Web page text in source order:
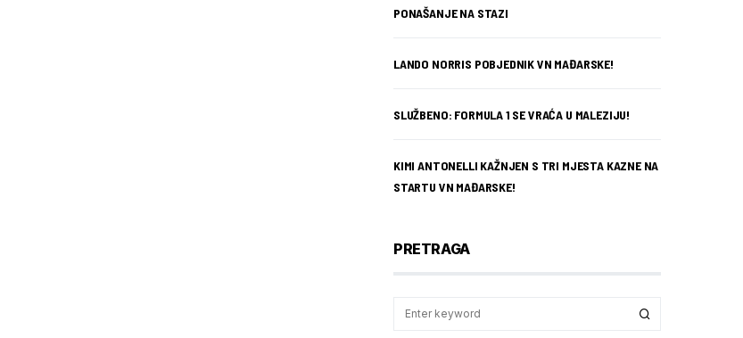
PONAŠANJE NA STAZI
LANDO NORRIS POBJEDNIK VN MAĐARSKE!
SLUŽBENO: FORMULA 1 SE VRAĆA U MALEZIJU!
KIMI ANTONELLI KAŽNJEN S TRI MJESTA KAZNE NA
STARTU VN MAĐARSKE!
PRETRAGA